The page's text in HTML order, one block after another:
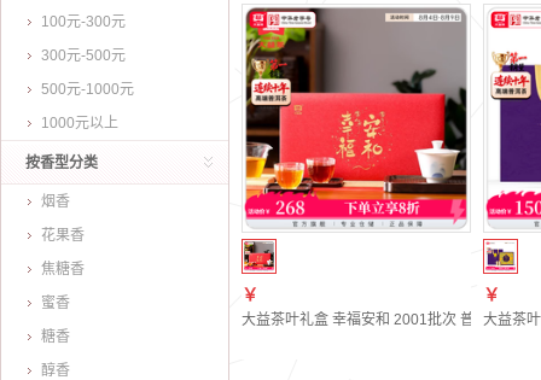
100元-300元
300元-500元
500元-1000元
1000元以上
按香型分类
烟香
花果香
焦糖香
蜜香
糖香
醇香
￥
大益茶叶礼盒 幸福安和 2001批次 普洱生熟茶
￥
大益茶